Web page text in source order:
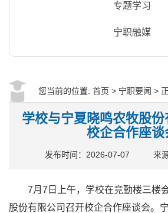
专题学习
宁职融媒
您当前的位置: 首页 > 宁职要闻 >
学校与宁夏晓鸣农牧股
校企合作座谈
发布时间：2026-07-07 来
7月7日上午，学校在竞勤楼三楼
股份有限公司召开校企合作座谈会。